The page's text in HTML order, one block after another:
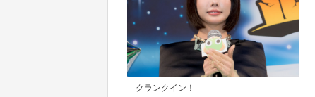
クランクイン！